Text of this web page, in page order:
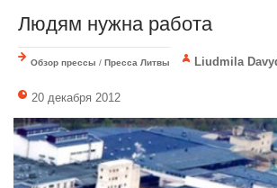
Людям нужна работа
Обзор прессы / Пресса Литвы Liudmila
20 декабря 2012